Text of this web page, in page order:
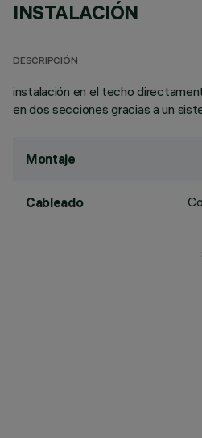
INSTALACIÓN
DESCRIPCIÓN
instalación en el techo
en dos secciones gracias a un
Montaje
Cableado